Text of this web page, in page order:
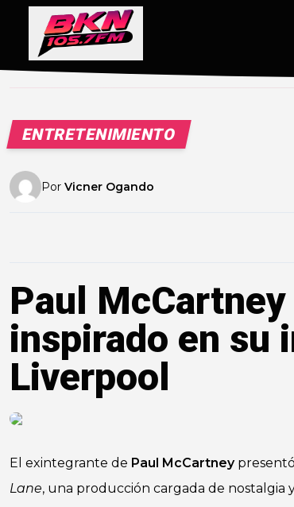
ENTRETENIMIENTO
Por Vicner Ogando
Paul
inspirado en su
Liverpool
El exintegrante de Paul McCartney
Lane, una producción cargada de nostalgia